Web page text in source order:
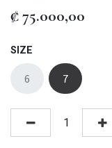
₡75.000,00
SIZE
6 7